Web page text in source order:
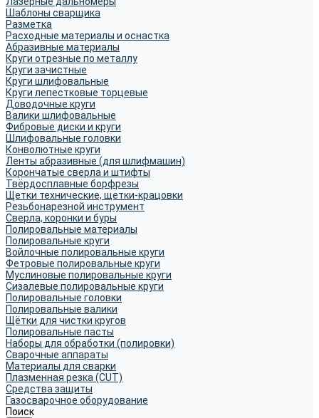
Шаблоны сварщика
Разметка
Расходные материалы и оснастка
Абразивные материалы
Круги отрезные по металлу
Круги зачистные
Круги шлифовальные
Круги лепестковые торцевые
Доводочные круги
Валики шлифовальные
Фибровые диски и круги
Шлифовальные головки
Конволютные круги
Ленты абразивные (для шлифмашин)
Корончатые сверла и штифты
Твёрдосплавные борфрезы
Щетки технические, щетки-крацовки
Резьбонарезной инструмент
Сверла, коронки и буры
Полировальные материалы
Полировальные круги
Войлочные полировальные круги
Фетровые полировальные круги
Муслиновые полировальные круги
Cизалевые полировальные круги
Полировальные головки
Полировальные валики
Щётки для чистки кругов
Полировальные пасты
Наборы для обработки (полировки)
Сварочные аппараты
Материалы для сварки
Плазменная резка (CUT)
Средства защиты
Газосварочное оборудование
Поиск